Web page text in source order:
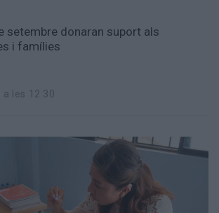
setembre donaran suport als
i famílies
a les 12:30